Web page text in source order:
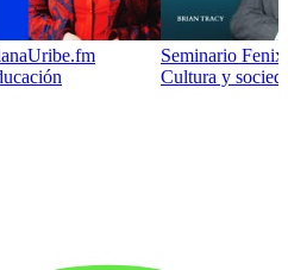
Seminario
Cultura y